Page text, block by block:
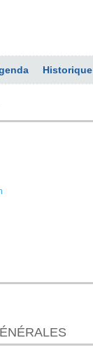
Historique